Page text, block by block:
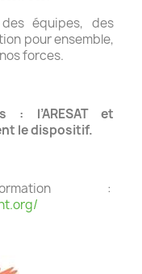
équipes, des
pour ensemble,
forces.
l’ARESAT et
le dispositif.
: